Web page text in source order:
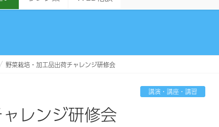
野菜栽培・加工品出荷チャレンジ研修会
講演・講座・講習
ャレンジ研修会